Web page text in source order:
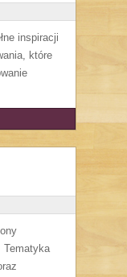
inspiracji
które
Tematyka